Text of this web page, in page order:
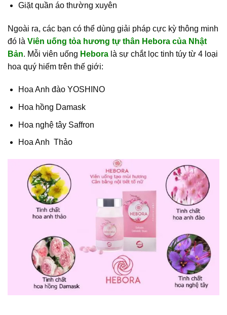
Giặt quần áo thường xuyên
Ngoài ra, các bạn có thể dùng giải pháp cực kỳ thông minh
đó là Viên uống tỏa hương tự thân Hebora của Nhật
Bản. Mỗi viên uống Hebora là sự chắt lọc tinh túy từ 4 loại
hoa quý hiếm trên thế giới:
Hoa Anh đào YOSHINO
Hoa hồng Damask
Hoa nghệ tây Saffron
Hoa Anh Thảo